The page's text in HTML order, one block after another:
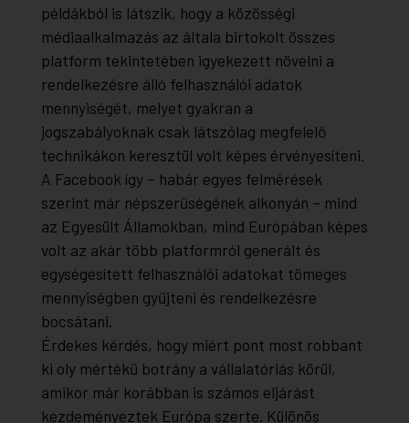
példákból is látszik, hogy a közösségi
médiaalkalmazás az általa birtokolt összes
platform tekintetében igyekezett növelni a
rendelkezésre álló felhasználói adatok
mennyiségét, melyet gyakran a
jogszabályoknak csak látszólag megfelelő
technikákon keresztül volt képes érvényesíteni.
A Facebook így – habár egyes felmérések
szerint már népszerűségének alkonyán – mind
az Egyesült Államokban, mind Európában képes
volt az akár több platformról generált és
egységesített felhasználói adatokat tömeges
mennyiségben gyűjteni és rendelkezésre
bocsátani.
Érdekes kérdés, hogy miért pont most robbant
ki oly mértékű botrány a vállalatóriás körül,
amikor már korábban is számos eljárást
kezdeményeztek Európa szerte. Különös